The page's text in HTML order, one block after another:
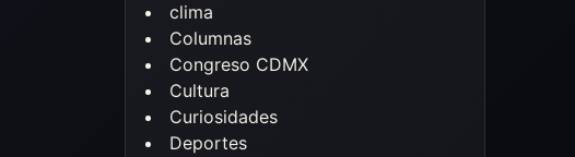
clima
Columnas
Congreso CDMX
Cultura
Curiosidades
Deportes